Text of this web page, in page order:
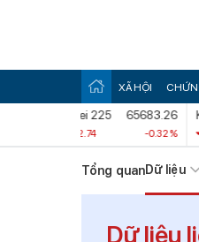
XÃ HỘI
Nikkei 225 65683.26
-0.32 % -
Tổng quanDữ liệu
Dữ liệu